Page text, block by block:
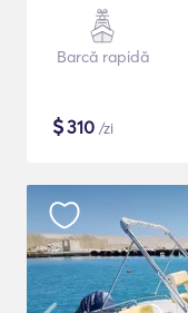
Barcă rapidă
$310 /zi